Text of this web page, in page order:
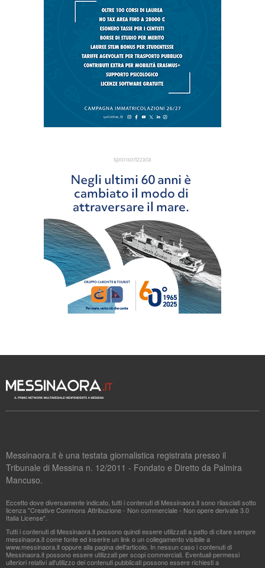
sponsorizzata
Messinaora.it è una testata giornalistica registrata presso il
Tribunale di Messina n. 12/2011 - Fondato e Diretto da Palmira
Mancuso.
Eccetto dove diversamente indicato, tutti i contenuti di Messinaora.it sono rilasciati sotto
licenza "Creative Commons Attribuzione - Non commerciale - Non opere derivate 3.0
Italia License".
Tutti i contenuti di Messinaora.it possono quindi essere utilizzati a patto di citare sempre
messinaora.it come fonte ed inserire un link o un collegamento visibile a
www.messinaora.it oppure alla pagina dell'articolo. In nessun caso i contenuti di
Messinaora.it possono essere utilizzati per scopi commerciali. Eventuali permessi
ulteriori relativi all'utilizzo dei contenuti pubblicati possono essere richiesti a